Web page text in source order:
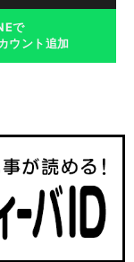
で
ウント追加